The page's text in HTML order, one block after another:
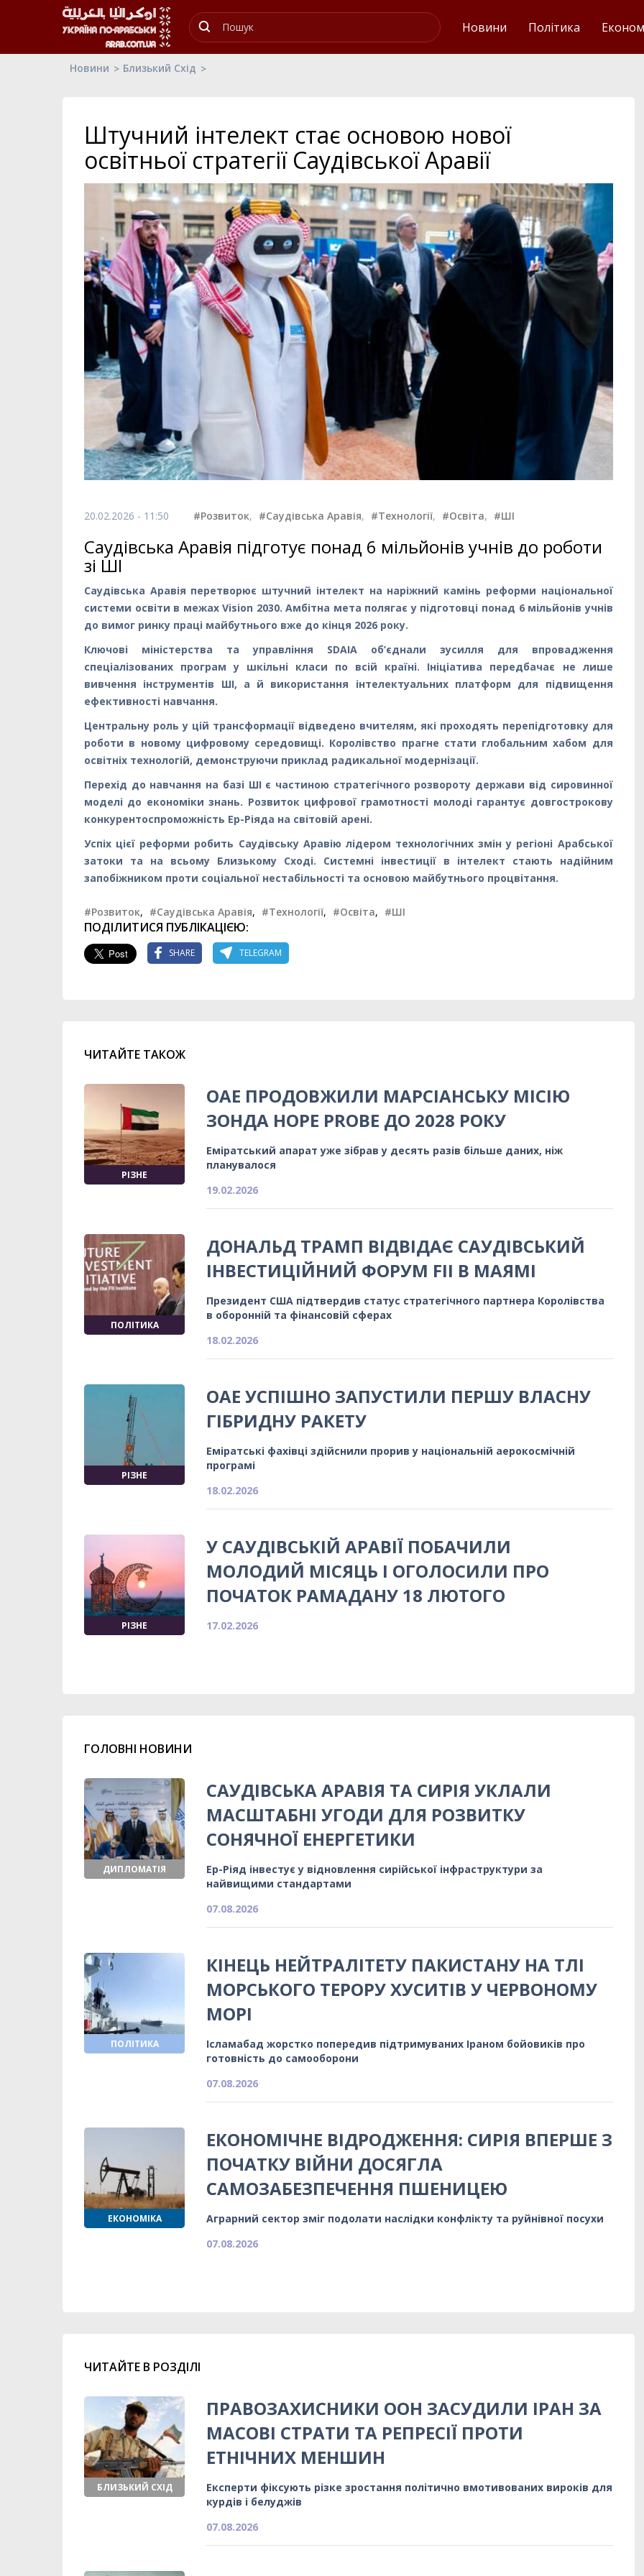
Новини Політика
Новини Близький Схід
Штучний інтелект стає основою нової
освітньої стратегії Саудівської Аравії
20.02.2026 - 11:50 #Розвиток, #Саудівська Аравія, #Технології, #Освіта, #ШІ
Саудівська Аравія підготує понад 6 мільйонів учнів до роботи
зі ШІ
Саудівська Аравія перетворює штучний інтелект на наріжний камінь реформи національної
системи освіти в межах Vision 2030. Амбітна мета полягає у підготовці понад 6 мільйонів учнів
до вимог ринку праці майбутнього вже до кінця 2026 року.
Ключові міністерства та управління SDAIA об’єднали зусилля для впровадження
спеціалізованих програм у шкільні класи по всій країні. Ініціатива передбачає не лише
вивчення інструментів ШІ, а й використання інтелектуальних платформ для підвищення
ефективності навчання.
Центральну роль у цій трансформації відведено вчителям, які проходять перепідготовку для
роботи в новому цифровому середовищі. Королівство прагне стати глобальним хабом для
освітніх технологій, демонструючи приклад радикальної модернізації.
Перехід до навчання на базі ШІ є частиною стратегічного розвороту держави від сировинної
моделі до економіки знань. Розвиток цифрової грамотності молоді гарантує довгострокову
конкурентоспроможність Ер-Ріяда на світовій арені.
Успіх цієї реформи робить Саудівську Аравію лідером технологічних змін у регіоні Арабської
затоки та на всьому Близькому Сході. Системні інвестиції в інтелект стають надійним
запобіжником проти соціальної нестабільності та основою майбутнього процвітання.
#Розвиток, #Саудівська Аравія, #Технології, #Освіта, #ШІ
ПОДІЛИТИСЯ ПУБЛІКАЦІЄЮ:
SHARE TELEGRAM
ЧИТАЙТЕ ТАКОЖ
РІЗНЕ
ОАЕ ПРОДОВЖИЛИ МАРСІАНСЬКУ МІСІЮ
ЗОНДА HOPE PROBE ДО 2028 РОКУ
Еміратський апарат уже зібрав у десять разів більше даних, ніж
планувалося
19.02.2026
ПОЛІТИКА
ДОНАЛЬД ТРАМП ВІДВІДАЄ САУДІВСЬКИЙ
ІНВЕСТИЦІЙНИЙ ФОРУМ FII В МАЯМІ
Президент США підтвердив статус стратегічного партнера Королівства
в оборонній та фінансовій сферах
18.02.2026
РІЗНЕ
ОАЕ УСПІШНО ЗАПУСТИЛИ ПЕРШУ ВЛАСНУ
ГІБРИДНУ РАКЕТУ
Еміратські фахівці здійснили прорив у національній аерокосмічній
програмі
18.02.2026
РІЗНЕ
У САУДІВСЬКІЙ АРАВІЇ ПОБАЧИЛИ
МОЛОДИЙ МІСЯЦЬ І ОГОЛОСИЛИ ПРО
ПОЧАТОК РАМАДАНУ 18 ЛЮТОГО
17.02.2026
ГОЛОВНІ НОВИНИ
ДИПЛОМАТІЯ
САУДІВСЬКА АРАВІЯ ТА СИРІЯ УКЛАЛИ
МАСШТАБНІ УГОДИ ДЛЯ РОЗВИТКУ
СОНЯЧНОЇ ЕНЕРГЕТИКИ
Ер-Ріяд інвестує у відновлення сирійської інфраструктури за
найвищими стандартами
07.08.2026
ПОЛІТИКА
КІНЕЦЬ НЕЙТРАЛІТЕТУ ПАКИСТАНУ НА ТЛІ
МОРСЬКОГО ТЕРОРУ ХУСИТІВ У ЧЕРВОНОМУ
МОРІ
Ісламабад жорстко попередив підтримуваних Іраном бойовиків про
готовність до самооборони
07.08.2026
ЕКОНОМІКА
ЕКОНОМІЧНЕ ВІДРОДЖЕННЯ: СИРІЯ ВПЕРШЕ З
ПОЧАТКУ ВІЙНИ ДОСЯГЛА
САМОЗАБЕЗПЕЧЕННЯ ПШЕНИЦЕЮ
Аграрний сектор зміг подолати наслідки конфлікту та руйнівної посухи
07.08.2026
ЧИТАЙТЕ В РОЗДІЛІ
БЛИЗЬКИЙ СХІД
ПРАВОЗАХИСНИКИ ООН ЗАСУДИЛИ ІРАН ЗА
МАСОВІ СТРАТИ ТА РЕПРЕСІЇ ПРОТИ
ЕТНІЧНИХ МЕНШИН
Експерти фіксують різке зростання політично вмотивованих вироків для
курдів і белуджів
07.08.2026